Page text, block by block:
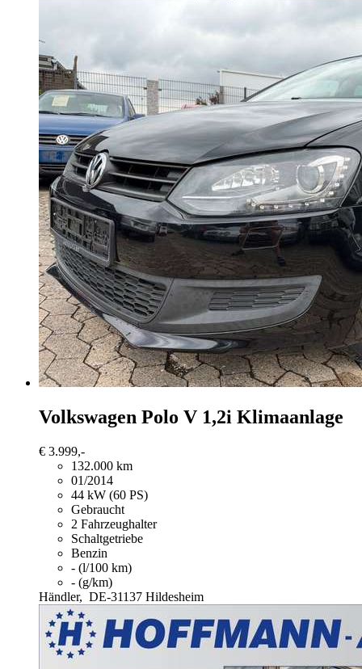
Volkswagen Polo V 1,2i Klimaanlage
€ 3.999,-
132.000 km
01/2014
44 kW (60 PS)
Gebraucht
2 Fahrzeughalter
Schaltgetriebe
Benzin
- (l/100 km)
- (g/km)
Händler, DE-31137 Hildesheim